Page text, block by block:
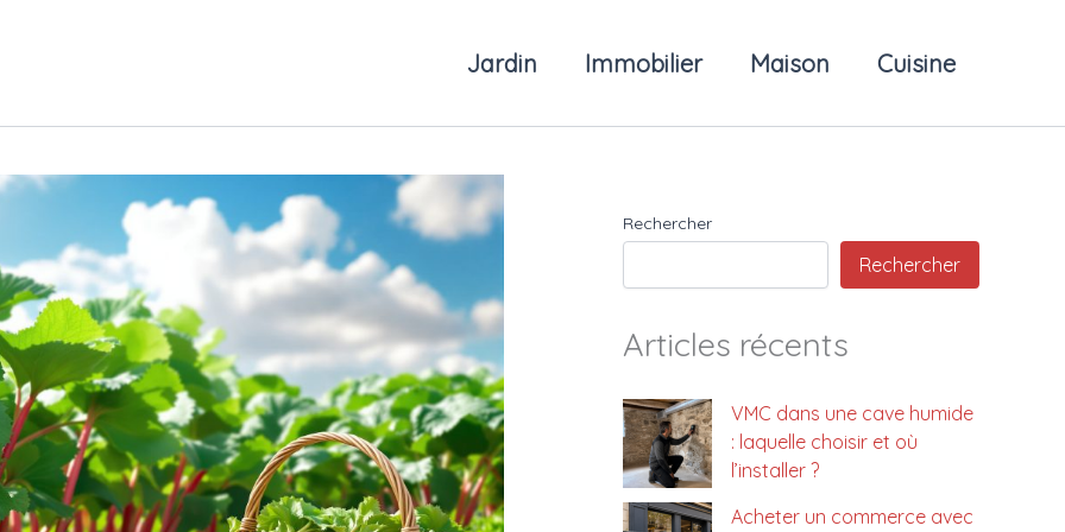
Jardin Immobilier Maison Cuisine
Rechercher
Rechercher
Articles récents
VMC dans une cave humide
: laquelle choisir et où
l’installer ?
Acheter un commerce avec